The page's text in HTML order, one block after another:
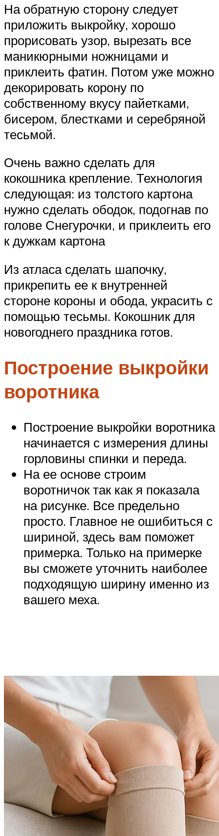
На обратную сторону следует
приложить выкройку, хорошо
прорисовать узор, вырезать все
маникюрными ножницами и
приклеить фатин. Потом уже можно
декорировать корону по
собственному вкусу пайетками,
бисером, блестками и серебряной
тесьмой.
Очень важно сделать для
кокошника крепление. Технология
следующая: из толстого картона
нужно сделать ободок, подогнав по
голове Снегурочки, и приклеить его
к дужкам картона
Из атласа сделать шапочку,
прикрепить ее к внутренней
стороне короны и обода, украсить с
помощью тесьмы. Кокошник для
новогоднего праздника готов.
Построение выкройки
воротника
Построение выкройки воротника
начинается с измерения длины
горловины спинки и переда.
На ее основе строим
воротничок так как я показала
на рисунке. Все предельно
просто. Главное не ошибиться с
шириной, здесь вам поможет
примерка. Только на примерке
вы сможете уточнить наиболее
подходящую ширину именно из
вашего меха.